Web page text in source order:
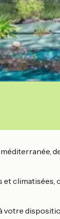
climatisées,
votre